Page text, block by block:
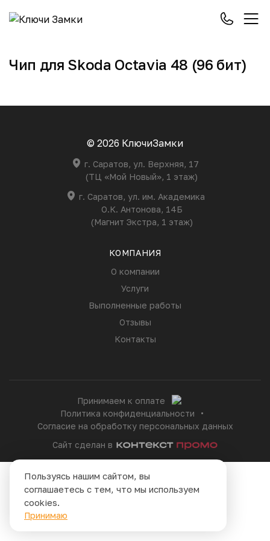
Чип для Skoda Octavia 48 (96 бит)
© 2026 КлючиЗамки
г. Саратов, ул. Верхняя, 17
(ТЦ «Мой Новый», 1 этаж)
г. Саратов, ул. им. Академика
О.К. Антонова, 14Б
(Магнит Экстра, 1 этаж)
КОМПАНИЯ
О компании
Услуги
Выполненные работы
Отзывы
Контакты
Принимаем к оплате
Политика конфиденциальности
Согласие на обработку персональных данных
Сайт сделан в
Пользуясь нашим сайтом, вы
соглашаетесь с тем, что мы используем
cookies.
Принимаю